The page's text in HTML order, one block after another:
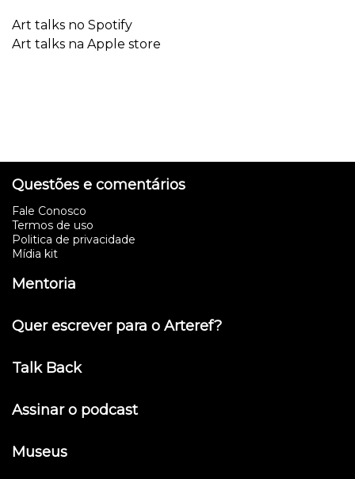
Art talks no Spotify
Art talks na Apple store
Questões e comentários
Fale Conosco
Termos de uso
Politica de privacidade
Mídia kit
Mentoria
Quer escrever para o Arteref?
Talk Back
Assinar o podcast
Museus